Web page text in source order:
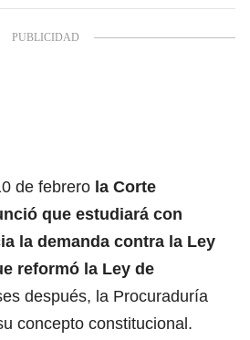
de febrero la Corte
que estudiará con
la demanda contra la Ley
reformó la Ley de
después, la Procuraduría
concepto constitucional.